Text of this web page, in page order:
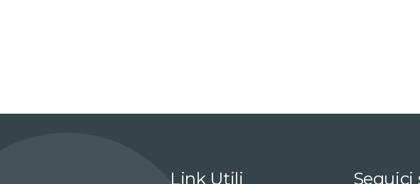
Link Utili Seguici